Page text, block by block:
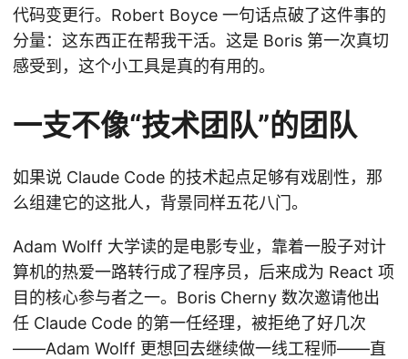
代码变更行。Robert Boyce 一句话点破了这件事的
分量：这东西正在帮我干活。这是 Boris 第一次真切
感受到，这个小工具是真的有用的。
一支不像“技术团队”的团队
如果说 Claude Code 的技术起点足够有戏剧性，那
么组建它的这批人，背景同样五花八门。
Adam Wolff 大学读的是电影专业，靠着一股子对计
算机的热爱一路转行成了程序员，后来成为 React 项
目的核心参与者之一。Boris Cherny 数次邀请他出
任 Claude Code 的第一任经理，被拒绝了好几次
——Adam Wolff 更想回去继续做一线工程师——直